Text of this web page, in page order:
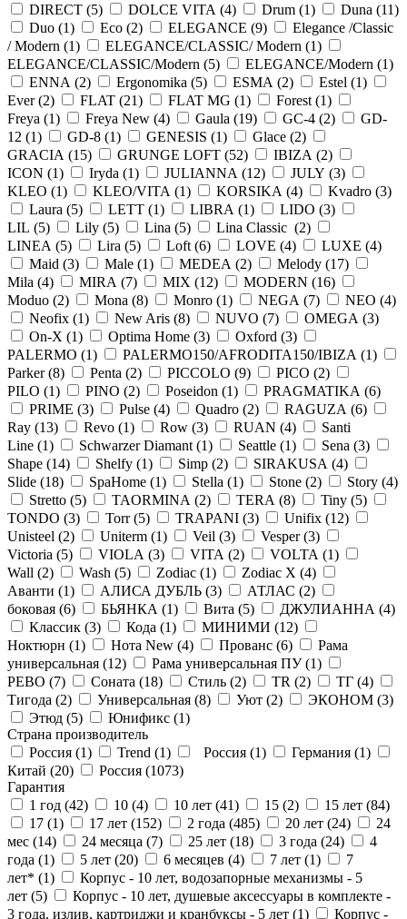
DIRECT (5) DOLCE VITA (4) Drum (1) Duna (11)
Duo (1) Eco (2) ELEGANCE (9)
Elegance /Classic
/ Modern (1) ELEGANCE/CLASSIC/ Modern (1)
ELEGANCE/CLASSIC/Modern (5) ELEGANCE/Modern (1)
ENNA (2) Ergonomika (5) ESMA (2) Estel (1)
Ever (2) FLAT (21) FLAT MG (1) Forest (1)
Freya (1) Freya New (4) Gaula (19) GC-4 (2)
GD-
12 (1) GD-8 (1) GENESIS (1) Glace (2)
GRACIA (15) GRUNGE LOFT (52) IBIZA (2)
ICON (1) Iryda (1) JULIANNA (12) JULY (3)
KLEO (1) KLEO/VITA (1) KORSIKA (4) Kvadro (3)
Laura (5) LETT (1) LIBRA (1) LIDO (3)
LIL (5) Lily (5) Lina (5) Lina Classic (2)
LINEA (5) Lira (5) Loft (6) LOVE (4) LUXE (4)
Maid (3) Male (1) MEDEA (2) Melody (17)
Mila (4) MIRA (7) MIX (12) MODERN (16)
Moduo (2) Mona (8) Monro (1) NEGA (7) NEO (4)
Neofix (1) New Aris (8) NUVO (7) OMEGA (3)
On-X (1) Optima Home (3) Oxford (3)
PALERMO (1) PALERMO150/AFRODITA150/IBIZA (1)
Parker (8) Penta (2) PICCOLO (9) PICO (2)
PILO (1) PINO (2) Poseidon (1) PRAGMATIKA (6)
PRIME (3) Pulse (4) Quadro (2) RAGUZA (6)
Ray (13) Revo (1) Row (3) RUAN (4)
Santi
Line (1) Schwarzer Diamant (1) Seattle (1) Sena (3)
Shape (14) Shelfy (1) Simp (2) SIRAKUSA (4)
Slide (18) SpaHome (1) Stella (1) Stone (2) Story (4)
Stretto (5) TAORMINA (2) TERA (8) Tiny (5)
TONDO (3) Torr (5) TRAPANI (3) Unifix (12)
Unisteel (2) Uniterm (1) Veil (3) Vesper (3)
Victoria (5) VIOLA (3) VITA (2) VOLTA (1)
Wall (2) Wash (5) Zodiac (1) Zodiac X (4)
Аванти (1) АЛИСА ДУБЛЬ (3) АТЛАС (2)
боковая (6) БЬЯНКА (1) Вита (5) ДЖУЛИАННА (4)
Классик (3) Кода (1) МИНИМИ (12)
Ноктюрн (1) Нота New (4) Прованс (6)
Рама
универсальная (12) Рама универсальная ПУ (1)
РЕВО (7) Соната (18) Стиль (2) ТR (2) ТГ (4)
Тигода (2) Универсальная (8) Уют (2) ЭКОНОМ (3)
Этюд (5) Юнификс (1)
Страна производитель
Россия (1) Trend (1) Россия (1) Германия (1)
Китай (20) Россия (1073)
Гарантия
1 год (42) 10 (4) 10 лет (41) 15 (2) 15 лет (84)
17 (1) 17 лет (152) 2 года (485) 20 лет (24)
24
мес (14) 24 месяца (7) 25 лет (18) 3 года (24)
4
года (1) 5 лет (20) 6 месяцев (4) 7 лет (1)
7
лет* (1)
Корпус - 10 лет, водозапорные механизмы - 5
лет (5)
Корпус - 10 лет, душевые аксессуары в комплекте -
3 года, излив, картриджи и кранбуксы - 5 лет (1) Корпус -